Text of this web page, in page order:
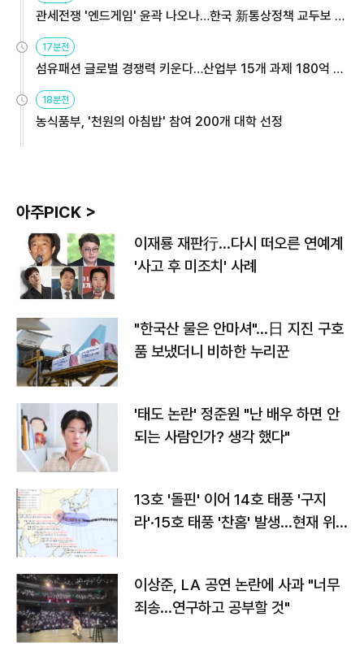
관세전쟁 '엔드게임' 윤곽 나오나…한국 新통상정책 교두보 활
17분전
섬유패션 글로벌 경쟁력 키운다…산업부 15개 과제 180억 지
18분전
농식품부, '천원의 아침밥' 참여 200개 대학 선정
아주PICK >
이재룡 재판行…다시 떠오른 연예계
'사고 후 미조치' 사례
"한국산 물은 안마셔"…日 지진 구호
품 보냈더니 비하한 누리꾼
'태도 논란' 정준원 "난 배우 하면 안
되는 사람인가? 생각 했다"
13호 '돌핀' 이어 14호 태풍 '구지
라'·15호 태풍 '찬홈' 발생…현재 위
이상준, LA 공연 논란에 사과 "너무
죄송…연구하고 공부할 것"